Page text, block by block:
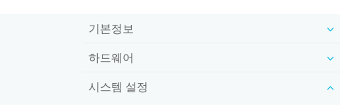
기본정보
하드웨어
시스템 설정